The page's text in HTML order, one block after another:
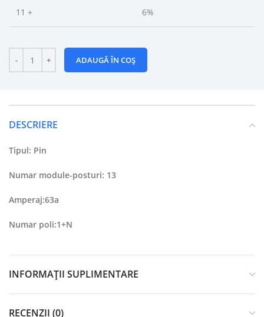
11 + 6%
ADAUGĂ ÎN COȘ
DESCRIERE
Tipul: Pin
Numar module-posturi: 13
Amperaj:63a
Numar poli:1+N
INFORMAȚII SUPLIMENTARE
RECENZII (0)